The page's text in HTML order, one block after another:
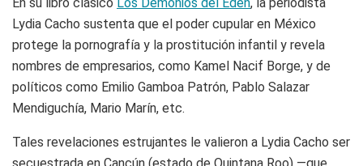
Lydia Cacho sustenta que el poder cupular en México
protege la pornografía y la prostitución infantil y revela
nombres de empresarios, como Kamel Nacif Borge, y de
políticos como Emilio Gamboa Patrón, Pablo Salazar
Mendiguchía, Mario Marín, etc.
Tales revelaciones estrujantes le valieron a Lydia Cacho ser